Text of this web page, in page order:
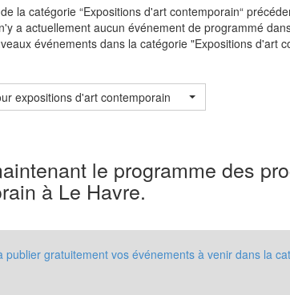
la catégorie “Expositions d'art contemporain“
a actuellement aucun événement de programmé
événements dans la catégorie "Expositions d'art
expositions d'art contemporain
le programme des
à Le Havre.
publier gratuitement vos événements à venir dans la